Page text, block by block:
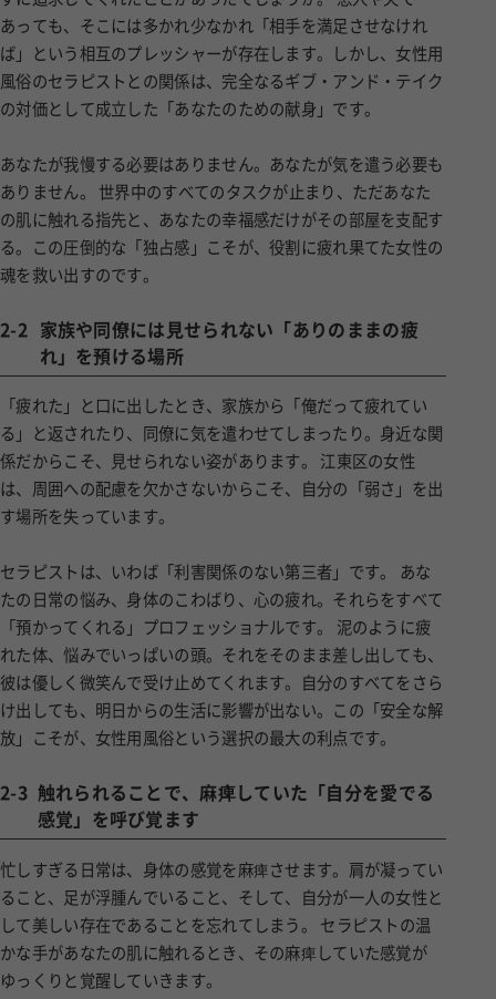
ば」という相互のプレッシャーが存在します。しかし、女性用
風俗のセラピストとの関係は、完全なるギブ・アンド・テイク
の対価として成立した「あなたのための献身」です。
ありません。 世界中のすべてのタスクが止まり、ただあなた
の肌に触れる指先と、あなたの幸福感だけがその部屋を支配す
る。この圧倒的な「独占感」こそが、役割に疲れ果てた女性の
魂を救い出すのです。
れ」を預ける場所
「疲れた」と口に出したとき、家族から「俺だって疲れてい
る」と返されたり、同僚に気を遣わせてしまったり。身近な関
係だからこそ、見せられない姿があります。 江東区の女性
は、周囲への配慮を欠かさないからこそ、自分の「弱さ」を出
す場所を失っています。
たの日常の悩み、身体のこわばり、心の疲れ。それらをすべて
「預かってくれる」プロフェッショナルです。 泥のように疲
れた体、悩みでいっぱいの頭。それをそのまま差し出しても、
彼は優しく微笑んで受け止めてくれます。自分のすべてをさら
け出しても、明日からの生活に影響が出ない。この「安全な解
放」こそが、女性用風俗という選択の最大の利点です。
感覚」を呼び覚ます
忙しすぎる日常は、身体の感覚を麻痺させます。肩が凝ってい
ること、足が浮腫んでいること、そして、自分が一人の女性と
して美しい存在であることを忘れてしまう。 セラピストの温
かな手があなたの肌に触れるとき、その麻痺していた感覚が
ゆっくりと覚醒していきます。
このサイトは成人向けの情報を含みますので、
18歳未満の方の閲覧を固くお断りいたします。